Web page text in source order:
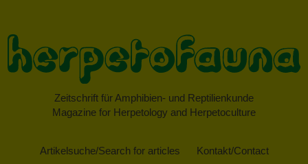
Zeitschrift für Amphibien- und Reptilienkunde
Magazine for Herpetology and Herpetoculture
Artikelsuche/Search for articles Kontakt/Contact